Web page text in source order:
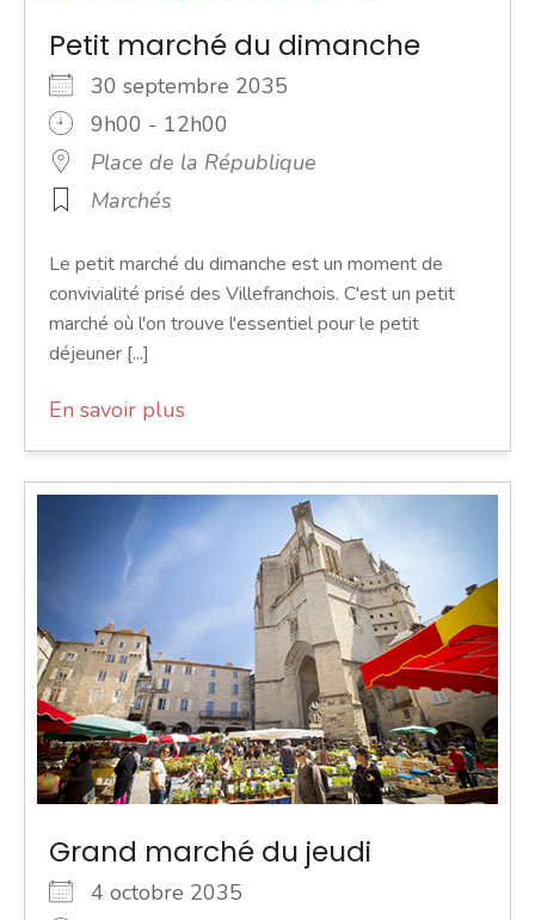
Petit marché du dimanche
30 septembre 2035
9h00 - 12h00
Place de la République
Marchés
Le petit marché du dimanche est un moment de
convivialité prisé des Villefranchois. C'est un petit
marché où l'on trouve l'essentiel pour le petit
déjeuner [...]
En savoir plus
Grand marché du jeudi
4 octobre 2035